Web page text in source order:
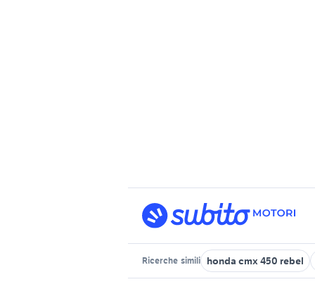
Ricerche simili honda cmx 450 rebel